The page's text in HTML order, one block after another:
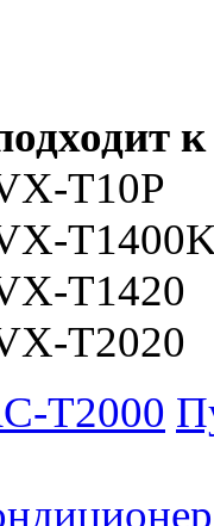
T10P
T1420
T2020
T2000